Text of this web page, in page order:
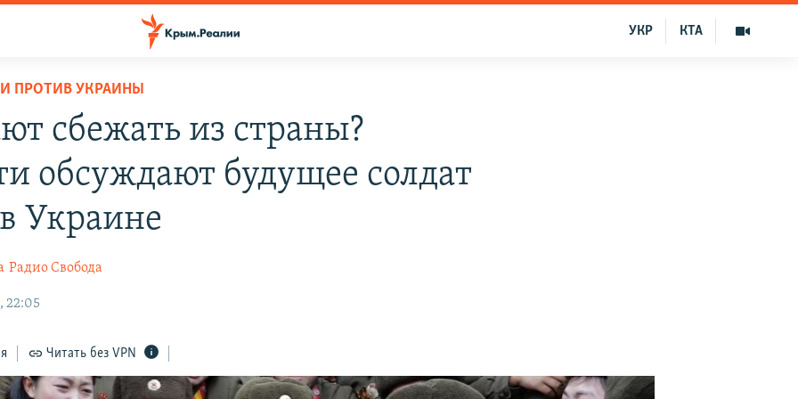
КТА
УКР
ПРОТИВ УКРАИНЫ
сбежать из страны?
обсуждают будущее солдат
Украине
Радио Свобода
22:05
Читать без VPN